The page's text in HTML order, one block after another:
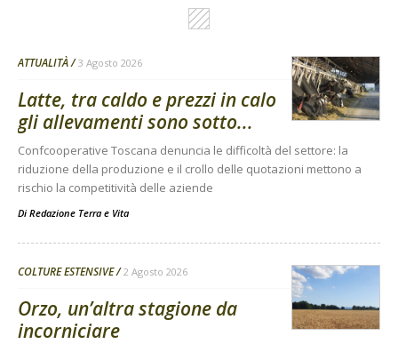
ATTUALITÀ 3 Agosto 2026
Latte, tra caldo e prezzi in calo
gli allevamenti sono sotto...
Confcooperative Toscana denuncia le difficoltà del settore: la
riduzione della produzione e il crollo delle quotazioni mettono a
rischio la competitività delle aziende
Di Redazione Terra e Vita
COLTURE ESTENSIVE 2 Agosto 2026
Orzo, un’altra stagione da
incorniciare